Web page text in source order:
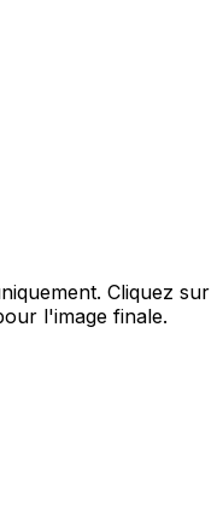
Cliquez sur
l'image finale.